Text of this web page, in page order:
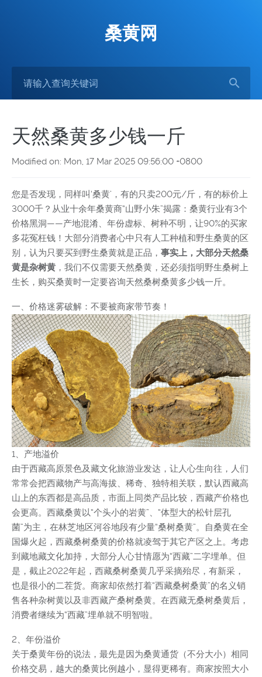
桑黄网
天然桑黄多少钱一斤
Modified on: Mon, 17 Mar 2025 09:56:00 +0800
您是否发现，同样叫‘桑黄’，有的只卖200元/斤，有的标价上
3000千？从业十余年桑黄商“山野小朱”揭露：桑黄行业有3个
价格黑洞——产地混淆、年份虚标、树种不明，让90%的买家
多花冤枉钱！大部分消费者心中只有人工种植和野生桑黄的区
别，认为只要买到野生桑黄就是正品， 事实上，大部分天然桑
黄是杂树黄 ，我们不仅需要天然桑黄，还必须指明野生桑树上
生长，购买桑黄时一定要咨询天然桑树桑黄多少钱一斤。
一、价格迷雾破解：不要被商家带节奏！
1、产地溢价
由于西藏高原景色及藏文化旅游业发达，让人心生向往，人们
常常会把西藏物产与高海拔、稀奇、独特相关联，默认西藏高
山上的东西都是高品质，市面上同类产品比较，西藏产价格也
会更高。西藏桑黄以“个头小的岩黄”、“体型大的松针层孔
菌”为主，在林芝地区河谷地段有少量“桑树桑黄”。自桑黄在全
国爆火起，西藏桑树桑黄的价格就凌驾于其它产区之上。考虑
到藏地藏文化加持，大部分人心甘情愿为“西藏”二字埋单。但
是，截止2022年起，西藏桑树桑黄几乎采摘殆尽，有新采，
也是很小的二茬货。商家却依然打着“西藏桑树桑黄”的名义销
售各种杂树黄以及非西藏产桑树桑黄。在西藏无桑树桑黄后，
消费者继续为“西藏”埋单就不明智啦。
2、年份溢价
关于桑黄年份的说法，最先是因为桑黄通货（不分大小）相同
价格交易，越大的桑黄比例越小，显得更稀有。商家按照大小